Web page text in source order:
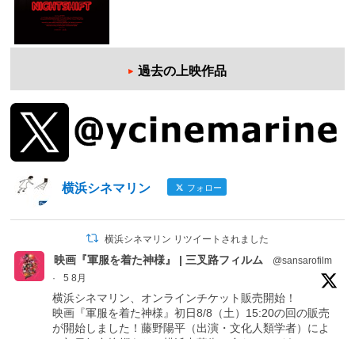
過去の上映作品
横浜シネマリン フォロー
横浜シネマリン リツイートされました
映画『軍服を着た神様』 | 三叉路フィルム
@sansarofilm
·
5 8月
横浜シネマリン、オンラインチケット販売開始！
映画『軍服を着た神様』初日8/8（土）15:20の回の販売
が開始しました！藤野陽平（出演・文化人類学者）によ